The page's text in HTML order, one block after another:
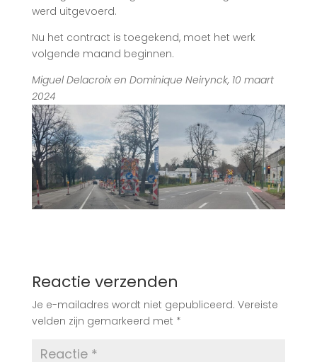
werd uitgevoerd.
Nu het contract is toegekend, moet het werk
volgende maand beginnen.
Miguel Delacroix en Dominique Neirynck, 10 maart
2024
Reactie verzenden
Je e-mailadres wordt niet gepubliceerd. Vereiste
velden zijn gemarkeerd met *